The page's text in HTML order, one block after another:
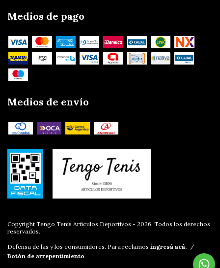
Medios de pago
Medios de envío
Copyright Tengo Tenis Artículos Deportivos - 2026. Todos los derechos
reservados.
Defensa de las y los consumidores. Para reclamos ingresá acá. /
Botón de arrepentimiento